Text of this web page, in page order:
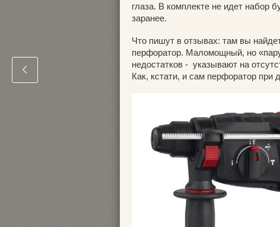
глаза. В комплекте не идет набор
заранее.
Что пишут в отзывах: там вы
перфоратор. Маломощный, но
недостатков - указывают на
Как, кстати, и сам перфоратор при